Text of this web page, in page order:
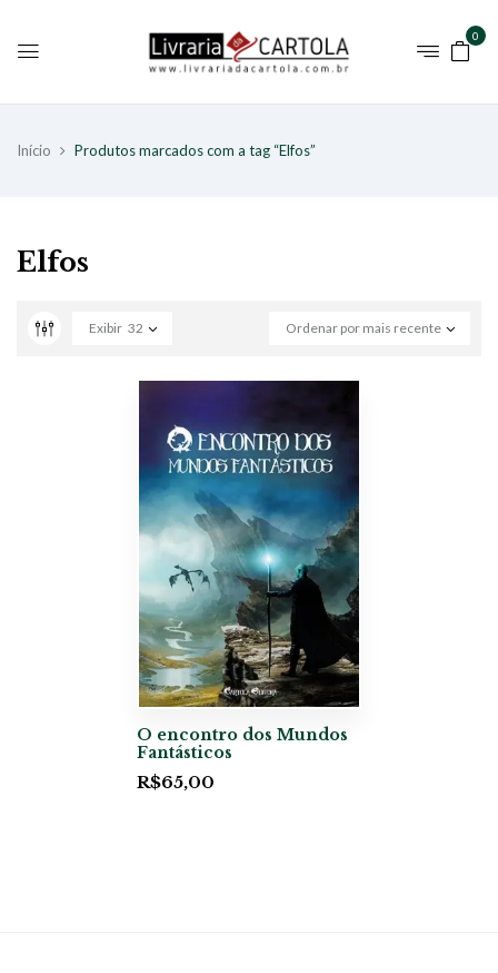
0
Início Produtos marcados com a tag “Elfos”
Elfos
Ordenar por mais recente
Exibir 32
O encontro dos Mundos
Fantásticos
R$65,00